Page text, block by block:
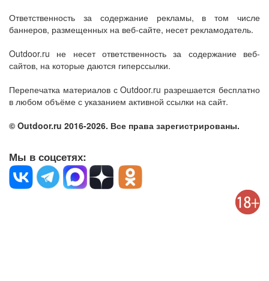
Ответственность за содержание рекламы, в том числе
баннеров, размещенных на веб-сайте, несет рекламодатель.
Outdoor.ru не несет ответственность за содержание веб-
сайтов, на которые даются гиперссылки.
Перепечатка материалов с Outdoor.ru разрешается бесплатно
в любом объёме с указанием активной ссылки на сайт.
© Outdoor.ru 2016-2026. Все права зарегистрированы.
Мы в соцсетях: